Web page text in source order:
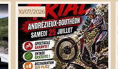
10/07/2026